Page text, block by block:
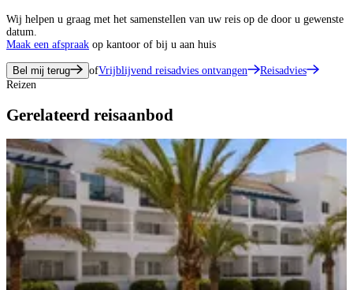
Wij helpen u graag met het samenstellen van uw reis op de door u gewenste
datum.
Maak een afspraak op kantoor of bij u aan huis
Bel mij terug ofVrijblijvend reisadvies ontvangen
Reisadvies
Reizen
Gerelateerd reisaanbod